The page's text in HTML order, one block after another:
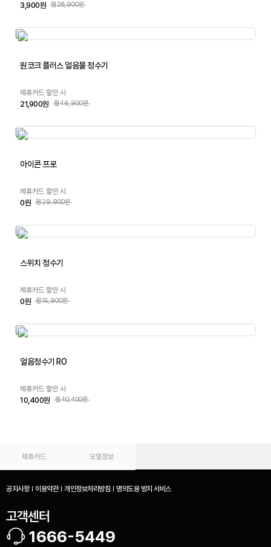
3,900원 월28,900원
원코크 플러스 얼음물 정수기
제휴카드 할인 시
21,900원 월46,900원
아이콘 프로
제휴카드 할인 시
0원 월29,900원
스위치 정수기
제휴카드 할인 시
0원 월15,900원
얼음정수기 RO
제휴카드 할인 시
10,400원 월40,400원
제휴카드 모델정보
공지사항 이용약관 개인정보처리방침 명의도용 방지 서비스
고객센터
1666-5449